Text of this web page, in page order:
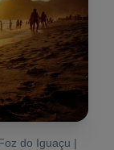
do Iguaçu |